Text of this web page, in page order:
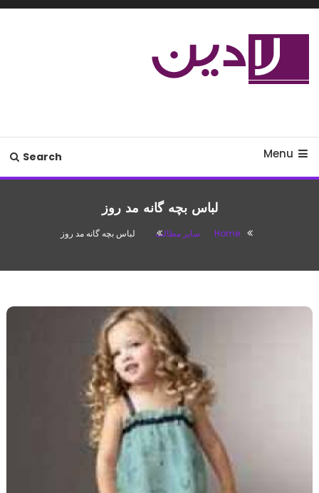
Skip
Menu
Search
لباس بچه گانه مد روز
Home سایر مطالب لباس بچه گانه مد روز